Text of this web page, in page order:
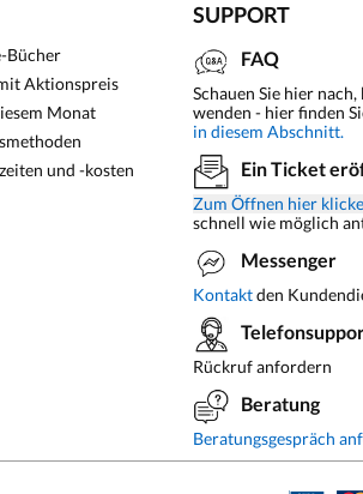
Bücher
Aktionspreis
Monat
und -kosten
SUPPORT
FAQ
Schauen Sie hier
wenden - hier finden
in diesem Abschnitt.
Ein Ticket
Zum Öffnen hier
schnell wie möglich
Messenger
Kontaktden
Rückruf anfordern
Beratung
Beratungsgespräch